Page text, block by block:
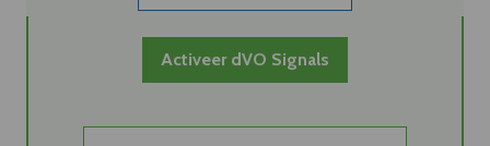
Activeer dVO Signals